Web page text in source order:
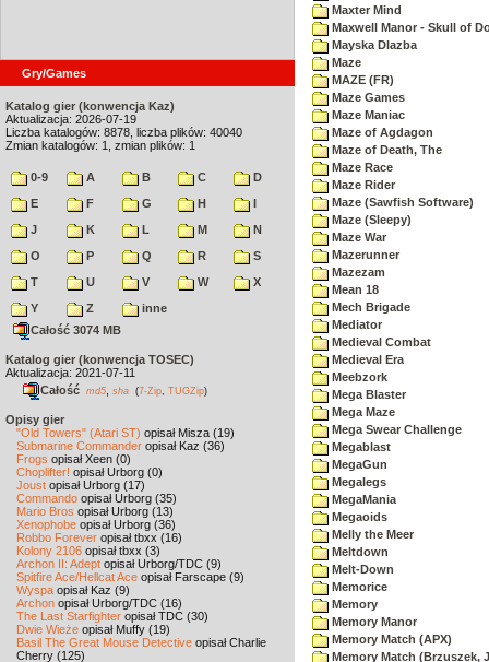
Gry/Games
Katalog gier (konwencja Kaz)
Aktualizacja: 2026-07-19
Liczba katalogów: 8878, liczba plików: 40040
Zmian katalogów: 1, zmian plików: 1
0-9 A B C
D
E
F G H
I
J
K L M
N
O
P Q R
S
T
U V W
X
Y
Z
inne
Całość 3074 MB
Katalog gier (konwencja TOSEC)
Aktualizacja: 2021-07-11
Całość md5 sha (7-Zip TUGZip)
Opisy gier
"Old Towers" (Atari ST) opisał Misza (19)
Submarine Commander opisał Kaz (36)
Frogs opisał Xeen (0)
Choplifter! opisał Urborg (0)
Joust opisał Urborg (17)
Commando opisał Urborg (35)
Mario Bros opisał Urborg (13)
Xenophobe opisał Urborg (36)
Robbo Forever opisał tbxx (16)
Kolony 2106 opisał tbxx (3)
Archon II: Adept opisał Urborg/TDC (9)
Spitfire Ace/Hellcat Ace opisał Farscape (9)
Wyspa opisał Kaz (9)
Archon opisał Urborg/TDC (16)
The Last Starfighter opisał TDC (30)
Dwie Wieże opisał Muffy (19)
Basil The Great Mouse Detective opisał Charlie
Cherry (125)
Maxter Mind
Maxwell Manor - Skull of
Mayska Dlazba
Maze
MAZE (FR)
Maze Games
Maze Maniac
Maze of Agdagon
Maze of Death, The
Maze Race
Maze Rider
Maze (Sawfish Software)
Maze (Sleepy)
Maze War
Mazerunner
Mazezam
Mean 18
Mech Brigade
Mediator
Medieval Combat
Medieval Era
Meebzork
Mega Blaster
Mega Maze
Mega Swear Challenge
Megablast
MegaGun
Megalegs
MegaMania
Megaoids
Melly the Meer
Meltdown
Melt-Down
Memorice
Memory
Memory Manor
Memory Match (APX)
Memory Match (Brzuszek,